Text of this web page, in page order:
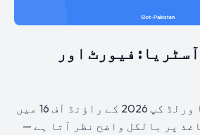
فیورٹ اور
سچ پوچھیں تو فیفا ورلڈ کپ 2026 کے راؤنڈ آف 16 میں
پر بالکل واضح نظر آتا ہے —